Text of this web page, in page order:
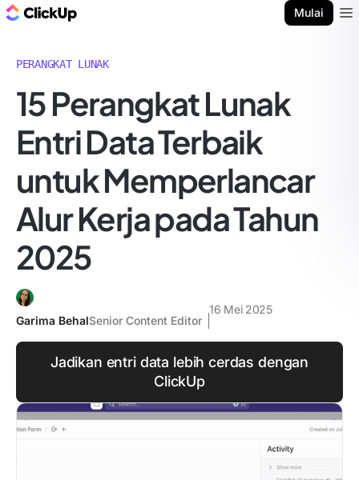
Mulai
PERANGKAT LUNAK
15 Perangkat Lunak
Entri Data Terbaik
untuk Memperlancar
Alur Kerja pada Tahun
2025
Garima BehalSenior Content Editor
16 Mei 2025
Jadikan entri data lebih cerdas dengan
ClickUp